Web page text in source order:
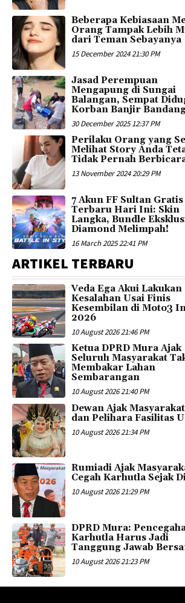
Beberapa Kebiasaan
Orang Tampak Lebih
dari Teman Sebayanya
15 December 2024 21:30 PM
Jasad Perempuan
Mengapung di Sungai
Balangan, Sempat
Korban Banjir
30 December 2025 12:37 PM
Perilaku Orang yang
Melihat Story Anda
Tidak Pernah
13 November 2024 20:29 PM
7 Akun FF Sultan Gratis
Terbaru Hari Ini: Skin
Langka, Bundle
Diamond Melimpah!
16 March 2025 22:41 PM
ARTIKEL TERBARU
Veda Ega Akui Lakukan
Kesalahan Usai Finis
Kesembilan di Moto3
2026
10 August 2026 21:46 PM
Ketua DPRD Mura Ajak
Seluruh Masyarakat
Membakar Lahan
Sembarangan
10 August 2026 21:40 PM
Dewan Ajak
dan Pelihara Fasilitas
10 August 2026 21:34 PM
Rumiadi Ajak
Cegah Karhutla Sejak
10 August 2026 21:29 PM
DPRD Mura:
Karhutla Harus Jadi
Tanggung Jawab
10 August 2026 21:23 PM